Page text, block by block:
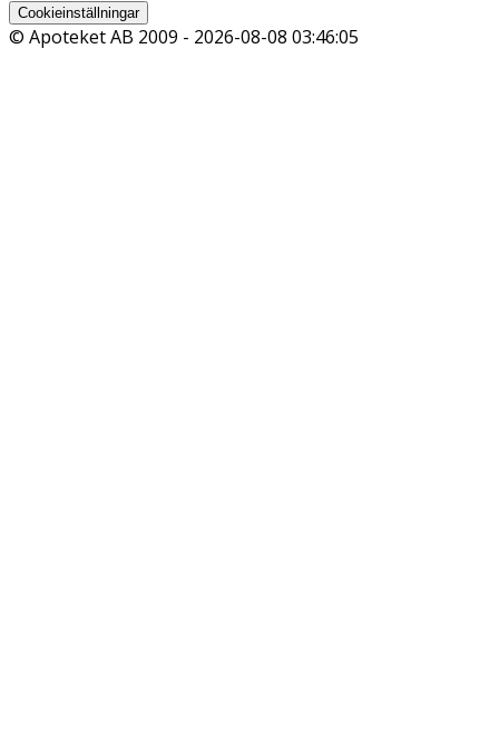
Cookieinställningar
© Apoteket AB 2009 - 2026-08-08 03:46:05